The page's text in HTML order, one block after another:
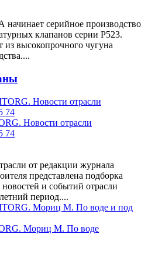
серийное производство
клапанов серии Р523.
из высокопрочного чугуна
Новости отрасли
74
от редакции журнала
представлена подборка
и событий отрасли
период....
Мориц М. По воде